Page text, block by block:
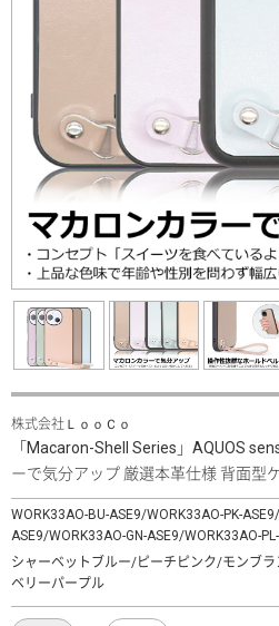
株式会社ＬｏｏＣｏ
「Macaron-Shell Series」AQUOS
ーで気分アップ 厳選本革仕様 背面型
WORK33AO-BU-ASE9/WORK33AO-PK-
ASE9/WORK33AO-GN-ASE9/WORK33AO-
シャーベットブルー/ピーチピンク/モンブ
ベリーパープル